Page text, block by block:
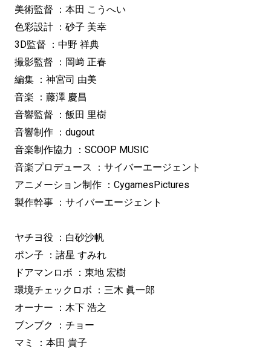
美術監督 ：本田 こうへい
色彩設計 ：砂子 美幸
3D監督 ：中野 祥典
撮影監督 ：岡﨑 正春
編集 ：神宮司 由美
音楽 ：藤澤 慶昌
音響監督 ：飯田 里樹
音響制作 ：dugout
音楽制作協力 ：SCOOP MUSIC
音楽プロデュース ：サイバーエージェント
アニメーション制作 ：CygamesPictures
製作幹事 ：サイバーエージェント
ヤチヨ役 ：白砂沙帆
ポン子 ：諸星 すみれ
ドアマンロボ ：東地 宏樹
環境チェックロボ ：三木 眞一郎
オーナー ：木下 浩之
ブンブク ：チョー
マミ ：本田 貴子